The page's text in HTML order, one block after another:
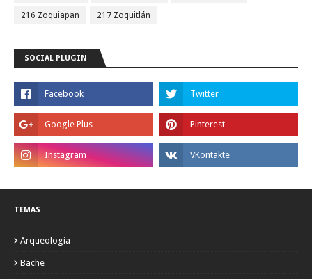
216 Zoquiapan 217 Zoquitlán
SOCIAL PLUGIN
TEMAS
Arqueología
Bache